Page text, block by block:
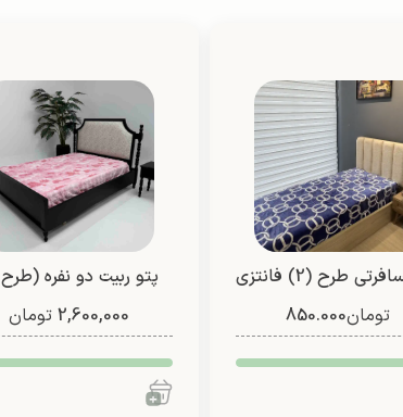
پتو مسافرتی طرح (2) فانتزی
(یک نفره/ دو نفره)
تومان850.000
پتو ربیت دو نفره (طرح 4)
2,600,000 تومان